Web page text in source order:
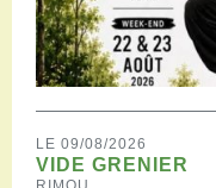
LE 09/08/2026
VIDE GRENIER